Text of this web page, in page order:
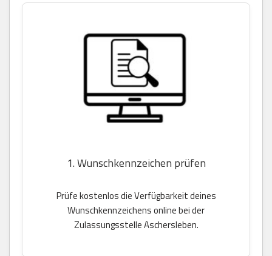
1. Wunschkennzeichen prüfen
Prüfe kostenlos die Verfügbarkeit deines
Wunschkennzeichens online bei der
Zulassungsstelle Aschersleben.